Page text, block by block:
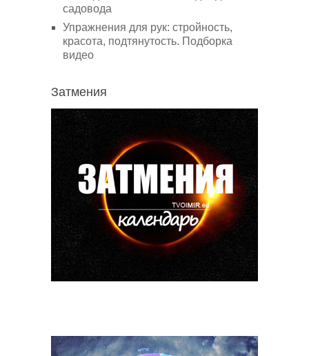
садовода
Упражнения для рук: стройность,
красота, подтянутость. Подборка
видео
Затмения